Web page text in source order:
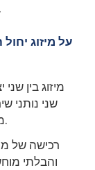
פיננסיים, שידורים, טלוויזיה, אנרגיה וביטוח.
על מיזוג
מיזוג בין
שני נותני
מסתיים, או לחילופין הקמת עסק חדש.
והבלתי